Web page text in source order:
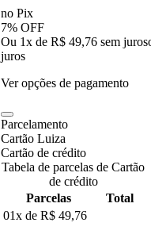
no Pix
7% OFF
Ou 1x de R$ 49,76 sem juros
juros
Ver opções de pagamento
Parcelamento
Cartão Luiza
Cartão de crédito
Tabela de parcelas de Cartão
de crédito
Parcelas
Total
01x de R$ 49,76